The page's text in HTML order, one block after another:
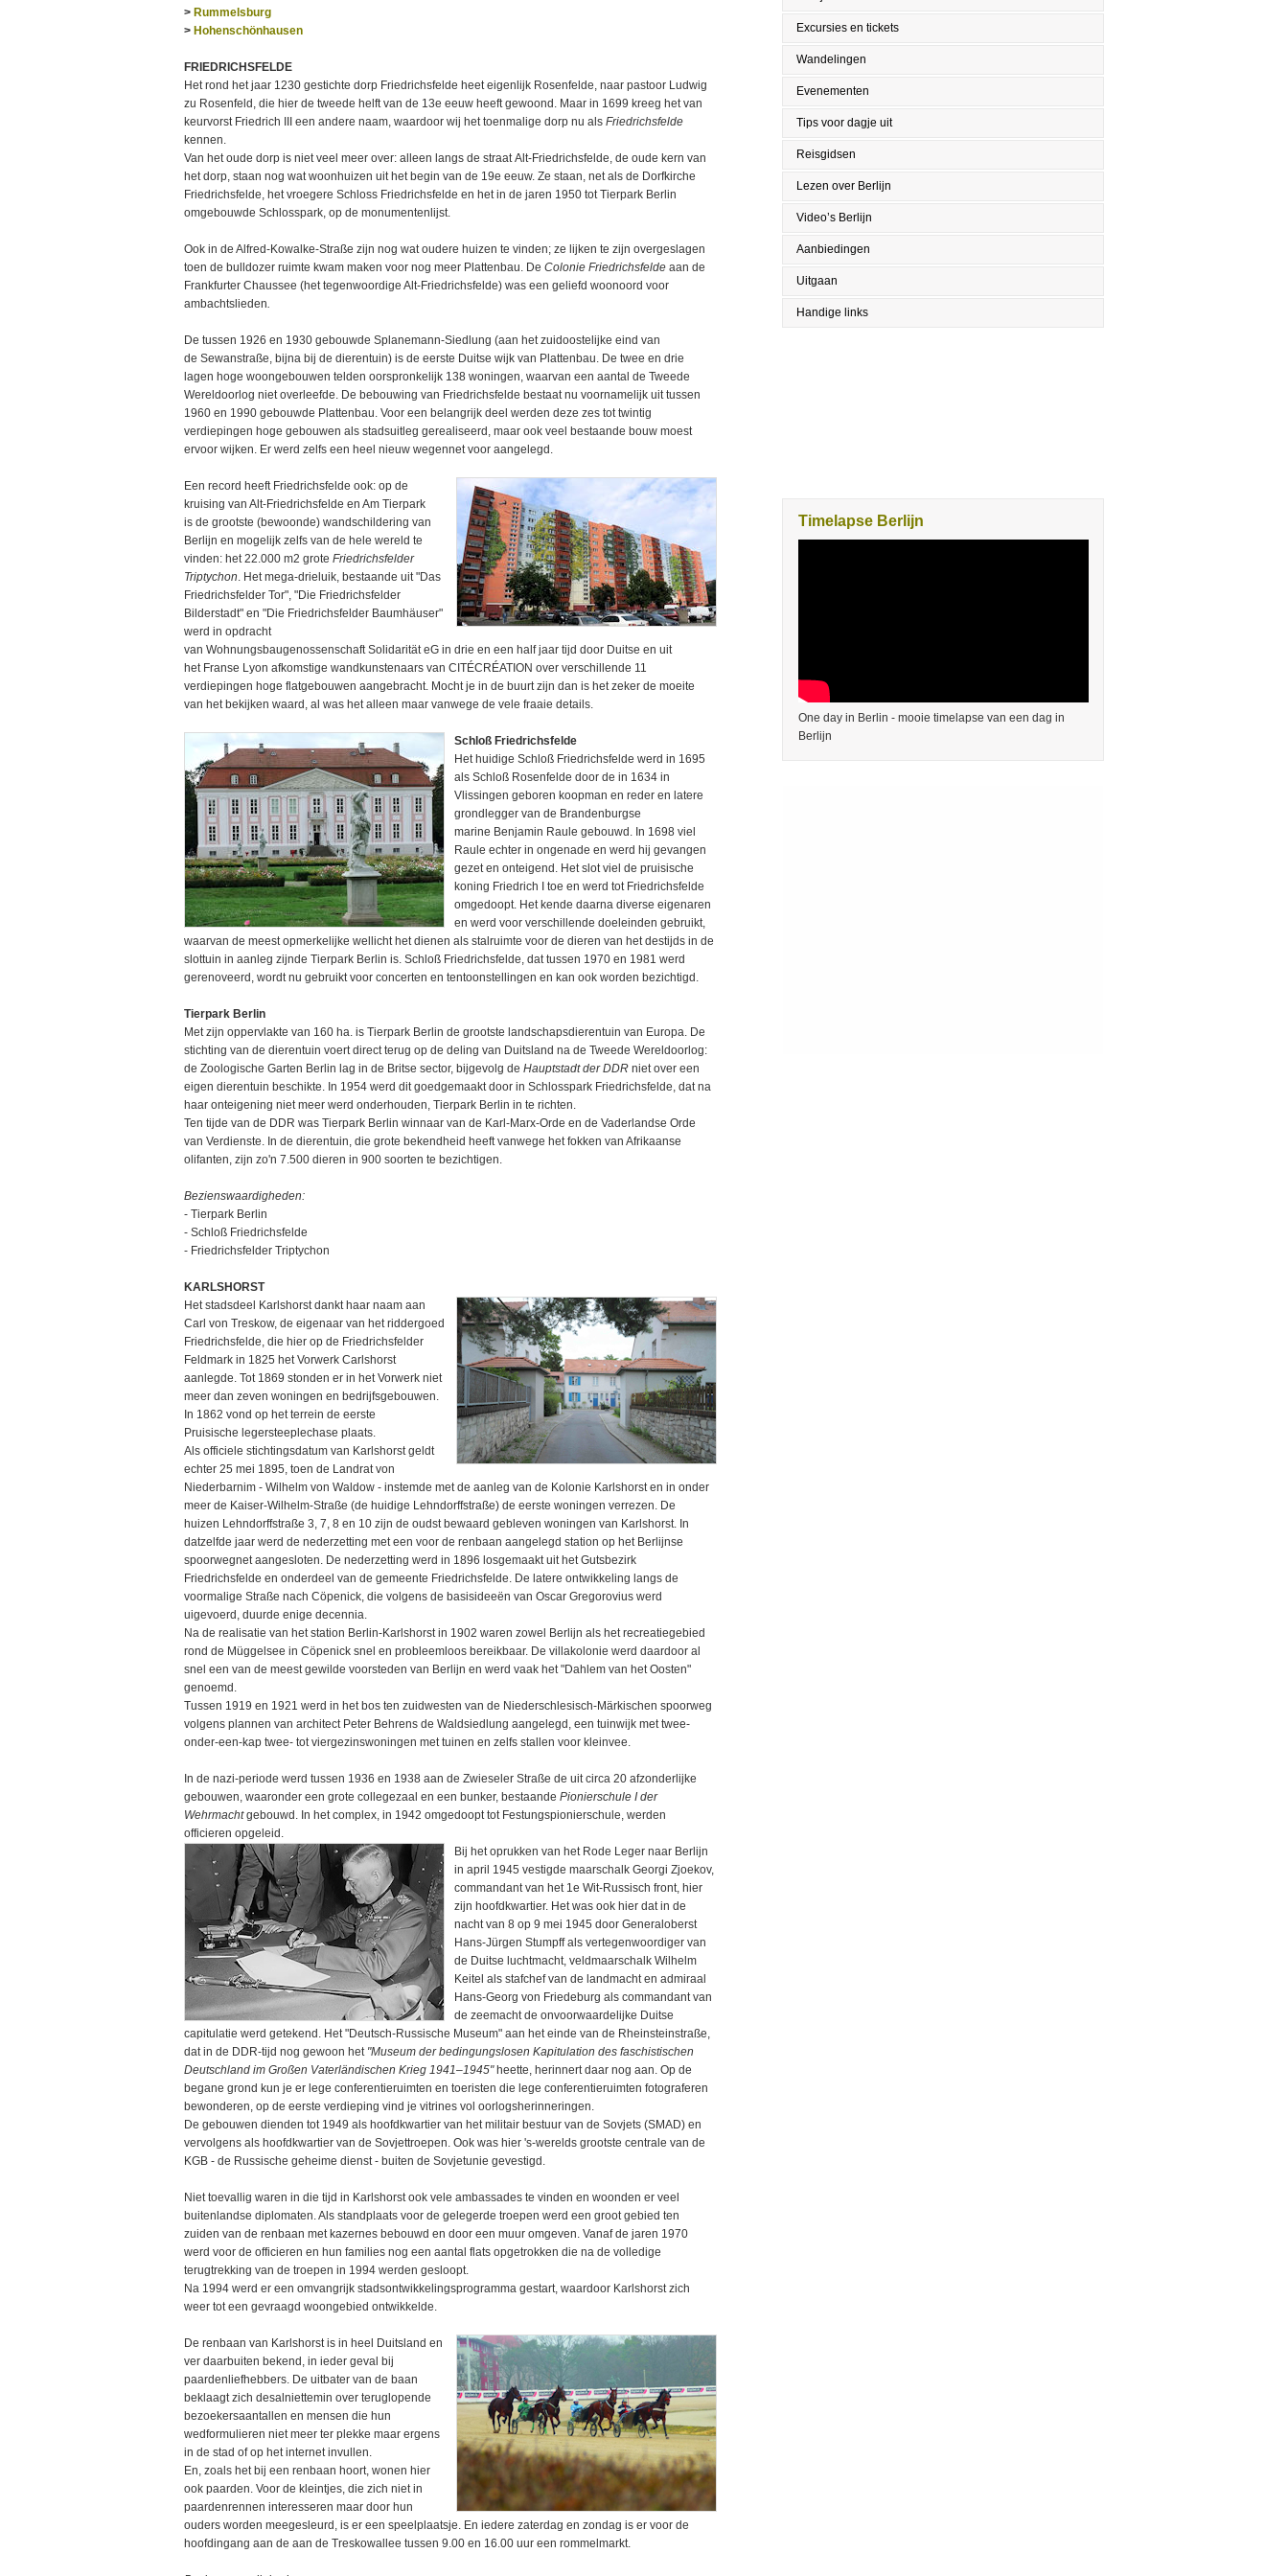
> Rummelsburg
> Hohenschönhausen
FRIEDRICHSFELDE
Het rond het jaar 1230 gestichte dorp Friedrichsfelde heet eigenlijk Rosenfelde, naar pastoor Ludwig
zu Rosenfeld, die hier de tweede helft van de 13e eeuw heeft gewoond. Maar in 1699 kreeg het van
keurvorst Friedrich III een andere naam, waardoor wij het toenmalige dorp nu als Friedrichsfelde
kennen.
Van het oude dorp is niet veel meer over: alleen langs de straat Alt-Friedrichsfelde, de oude kern van
het dorp, staan nog wat woonhuizen uit het begin van de 19e eeuw. Ze staan, net als de Dorfkirche
Friedrichsfelde, het vroegere Schloss Friedrichsfelde en het in de jaren 1950 tot Tierpark Berlin
omgebouwde Schlosspark, op de monumentenlijst.
Ook in de Alfred-Kowalke-Straße zijn nog wat oudere huizen te vinden; ze lijken te zijn overgeslagen
toen de bulldozer ruimte kwam maken voor nog meer Plattenbau. De Colonie Friedrichsfelde aan de
Frankfurter Chaussee (het tegenwoordige Alt-Friedrichsfelde) was een geliefd woonoord voor
ambachtslieden.
De tussen 1926 en 1930 gebouwde Splanemann-Siedlung (aan het zuidoostelijke eind van
de Sewanstraße, bijna bij de dierentuin) is de eerste Duitse wijk van Plattenbau. De twee en drie
lagen hoge woongebouwen telden oorspronkelijk 138 woningen, waarvan een aantal de Tweede
Wereldoorlog niet overleefde. De bebouwing van Friedrichsfelde bestaat nu voornamelijk uit tussen
1960 en 1990 gebouwde Plattenbau. Voor een belangrijk deel werden deze zes tot twintig
verdiepingen hoge gebouwen als stadsuitleg gerealiseerd, maar ook veel bestaande bouw moest
ervoor wijken. Er werd zelfs een heel nieuw wegennet voor aangelegd.
Een record heeft Friedrichsfelde ook: op de
kruising van Alt-Friedrichsfelde en Am Tierpark
is de grootste (bewoonde) wandschildering van
Berlijn en mogelijk zelfs van de hele wereld te
vinden: het 22.000 m2 grote Friedrichsfelder
Triptychon. Het mega-drieluik, bestaande uit "Das
Friedrichsfelder Tor", "Die Friedrichsfelder
Bilderstadt" en "Die Friedrichsfelder Baumhäuser"
werd in opdracht
van Wohnungsbaugenossenschaft Solidarität eG in drie en een half jaar tijd door Duitse en uit
het Franse Lyon afkomstige wandkunstenaars van CITÉCRÉATION over verschillende 11
verdiepingen hoge flatgebouwen aangebracht. Mocht je in de buurt zijn dan is het zeker de moeite
van het bekijken waard, al was het alleen maar vanwege de vele fraaie details.
Schloß Friedrichsfelde
Het huidige Schloß Friedrichsfelde werd in 1695
als Schloß Rosenfelde door de in 1634 in
Vlissingen geboren koopman en reder en latere
grondlegger van de Brandenburgse
marine Benjamin Raule gebouwd. In 1698 viel
Raule echter in ongenade en werd hij gevangen
gezet en onteigend. Het slot viel de pruisische
koning Friedrich I toe en werd tot Friedrichsfelde
omgedoopt. Het kende daarna diverse eigenaren
en werd voor verschillende doeleinden gebruikt,
waarvan de meest opmerkelijke wellicht het dienen als stalruimte voor de dieren van het destijds in de
slottuin in aanleg zijnde Tierpark Berlin is. Schloß Friedrichsfelde, dat tussen 1970 en 1981 werd
gerenoveerd, wordt nu gebruikt voor concerten en tentoonstellingen en kan ook worden bezichtigd.
Tierpark Berlin
Met zijn oppervlakte van 160 ha. is Tierpark Berlin de grootste landschapsdierentuin van Europa. De
stichting van de dierentuin voert direct terug op de deling van Duitsland na de Tweede Wereldoorlog:
de Zoologische Garten Berlin lag in de Britse sector, bijgevolg de Hauptstadt der DDR niet over een
eigen dierentuin beschikte. In 1954 werd dit goedgemaakt door in Schlosspark Friedrichsfelde, dat na
haar onteigening niet meer werd onderhouden, Tierpark Berlin in te richten.
Ten tijde van de DDR was Tierpark Berlin winnaar van de Karl-Marx-Orde en de Vaderlandse Orde
van Verdienste. In de dierentuin, die grote bekendheid heeft vanwege het fokken van Afrikaanse
olifanten, zijn zo'n 7.500 dieren in 900 soorten te bezichtigen.
Bezienswaardigheden:
- Tierpark Berlin
- Schloß Friedrichsfelde
- Friedrichsfelder Triptychon
KARLSHORST
Het stadsdeel Karlshorst dankt haar naam aan
Carl von Treskow, de eigenaar van het riddergoed
Friedrichsfelde, die hier op de Friedrichsfelder
Feldmark in 1825 het Vorwerk Carlshorst
aanlegde. Tot 1869 stonden er in het Vorwerk niet
meer dan zeven woningen en bedrijfsgebouwen.
In 1862 vond op het terrein de eerste
Pruisische legersteeplechase plaats.
Als officiele stichtingsdatum van Karlshorst geldt
echter 25 mei 1895, toen de Landrat von
Niederbarnim - Wilhelm von Waldow - instemde met de aanleg van de Kolonie Karlshorst en in onder
meer de Kaiser-Wilhelm-Straße (de huidige Lehndorffstraße) de eerste woningen verrezen. De
huizen Lehndorffstraße 3, 7, 8 en 10 zijn de oudst bewaard gebleven woningen van Karlshorst. In
datzelfde jaar werd de nederzetting met een voor de renbaan aangelegd station op het Berlijnse
spoorwegnet aangesloten. De nederzetting werd in 1896 losgemaakt uit het Gutsbezirk
Friedrichsfelde en onderdeel van de gemeente Friedrichsfelde. De latere ontwikkeling langs de
voormalige Straße nach Cöpenick, die volgens de basisideeën van Oscar Gregorovius werd
uigevoerd, duurde enige decennia.
Na de realisatie van het station Berlin-Karlshorst in 1902 waren zowel Berlijn als het recreatiegebied
rond de Müggelsee in Cöpenick snel en probleemloos bereikbaar. De villakolonie werd daardoor al
snel een van de meest gewilde voorsteden van Berlijn en werd vaak het "Dahlem van het Oosten"
genoemd.
Tussen 1919 en 1921 werd in het bos ten zuidwesten van de Niederschlesisch-Märkischen spoorweg
volgens plannen van architect Peter Behrens de Waldsiedlung aangelegd, een tuinwijk met twee-
onder-een-kap twee- tot viergezinswoningen met tuinen en zelfs stallen voor kleinvee.
In de nazi-periode werd tussen 1936 en 1938 aan de Zwieseler Straße de uit circa 20 afzonderlijke
gebouwen, waaronder een grote collegezaal en een bunker, bestaande Pionierschule I der
Wehrmachtgebouwd. In het complex, in 1942 omgedoopt tot Festungspionierschule, werden
officieren opgeleid.
Bij het oprukken van het Rode Leger naar Berlijn
in april 1945 vestigde maarschalk Georgi Zjoekov,
commandant van het 1e Wit-Russisch front, hier
zijn hoofdkwartier. Het was ook hier dat in de
nacht van 8 op 9 mei 1945 door Generaloberst
Hans-Jürgen Stumpff als vertegenwoordiger van
de Duitse luchtmacht, veldmaarschalk Wilhelm
Keitel als stafchef van de landmacht en admiraal
Hans-Georg von Friedeburg als commandant van
de zeemacht de onvoorwaardelijke Duitse
capitulatie werd getekend. Het "Deutsch-Russische Museum" aan het einde van de Rheinsteinstraße,
dat in de DDR-tijd nog gewoon het "Museum der bedingungslosen Kapitulation des faschistischen
Deutschland im Großen Vaterländischen Krieg 1941–1945"heette, herinnert daar nog aan. Op de
begane grond kun je er lege conferentieruimten en toeristen die lege conferentieruimten fotograferen
bewonderen, op de eerste verdieping vind je vitrines vol oorlogsherinneringen.
De gebouwen dienden tot 1949 als hoofdkwartier van het militair bestuur van de Sovjets (SMAD) en
vervolgens als hoofdkwartier van de Sovjettroepen. Ook was hier 's-werelds grootste centrale van de
KGB - de Russische geheime dienst - buiten de Sovjetunie gevestigd.
Niet toevallig waren in die tijd in Karlshorst ook vele ambassades te vinden en woonden er veel
buitenlandse diplomaten. Als standplaats voor de gelegerde troepen werd een groot gebied ten
zuiden van de renbaan met kazernes bebouwd en door een muur omgeven. Vanaf de jaren 1970
werd voor de officieren en hun families nog een aantal flats opgetrokken die na de volledige
terugtrekking van de troepen in 1994 werden gesloopt.
Na 1994 werd er een omvangrijk stadsontwikkelingsprogramma gestart, waardoor Karlshorst zich
weer tot een gevraagd woongebied ontwikkelde.
De renbaan van Karlshorst is in heel Duitsland en
ver daarbuiten bekend, in ieder geval bij
paardenliefhebbers. De uitbater van de baan
beklaagt zich desalniettemin over teruglopende
bezoekersaantallen en mensen die hun
wedformulieren niet meer ter plekke maar ergens
in de stad of op het internet invullen.
En, zoals het bij een renbaan hoort, wonen hier
ook paarden. Voor de kleintjes, die zich niet in
paardenrennen interesseren maar door hun
ouders worden meegesleurd, is er een speelplaatsje. En iedere zaterdag en zondag is er voor de
hoofdingang aan de aan de Treskowallee tussen 9.00 en 16.00 uur een rommelmarkt.
Excursies en tickets
Wandelingen
Evenementen
Tips voor dagje uit
Reisgidsen
Lezen over Berlijn
Video’s Berlijn
Aanbiedingen
Uitgaan
Handige links
Timelapse Berlijn
One day in Berlin - mooie timelapse van een dag in
Berlijn